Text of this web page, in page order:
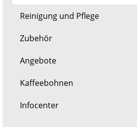
Reinigung und Pflege
Zubehör
Angebote
Kaffeebohnen
Infocenter